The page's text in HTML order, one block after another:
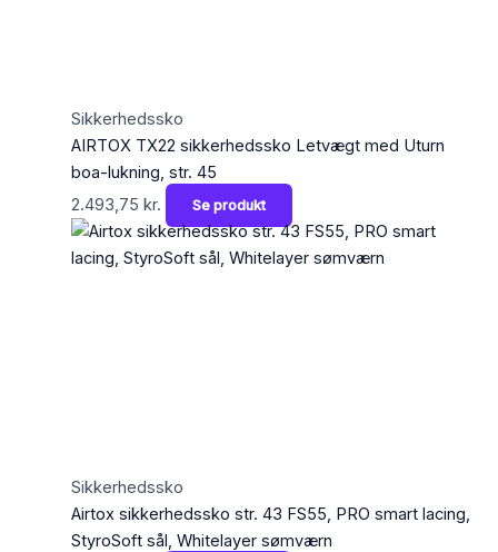
Sikkerhedssko
AIRTOX TX22 sikkerhedssko Letvægt med Uturn
boa-lukning, str. 45
2.493,75 kr. Se produkt
Sikkerhedssko
Airtox sikkerhedssko str. 43 FS55, PRO smart lacing,
StyroSoft sål, Whitelayer sømværn